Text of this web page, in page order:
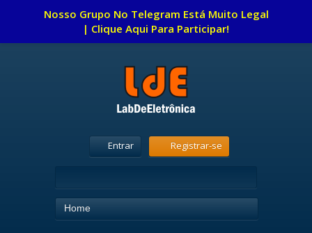
Entrar Registrar-se
Home
Nosso Grupo No Telegram Está Muito Legal
| Clique Aqui Para Participar!